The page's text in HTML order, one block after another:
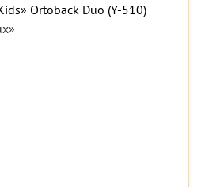
Ortoback Duo (Y-510)